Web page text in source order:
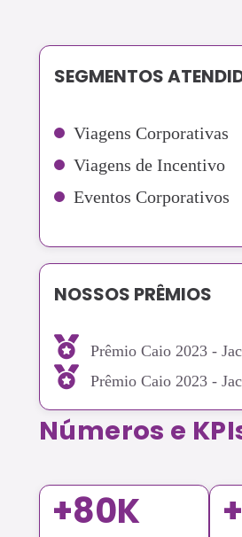
SEGMENTOS
Viagens Corporativas
Viagens de Incentivo
Eventos Corporativos
NOSSOS PRÊMIOS
Prêmio Caio 2023 -
Prêmio Caio 2023 -
Números e
+80K